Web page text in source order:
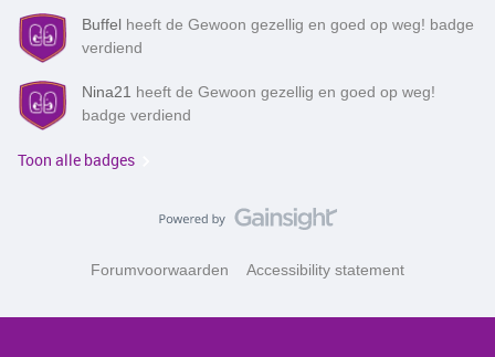
Buffel heeft de Gewoon gezellig en goed op weg! badge
verdiend
Nina21 heeft de Gewoon gezellig en goed op weg!
badge verdiend
Toon alle badges
Forumvoorwaarden Accessibility statement